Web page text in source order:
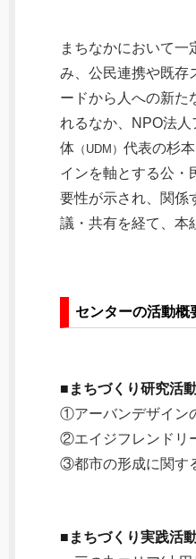
まちなかにおいて一
み、公民連携や既存
ードから人への新た
れるなか、NPO法
体 （UDM） 代表の杉本
インを軸とする公・
要性が示され、関係
議・共有を経て、本
センターの活動概
■まちづくり研究活
①アーバンデザイン
②エイジフレンドリ
③都市の形成に関す
■まちづくり実践活